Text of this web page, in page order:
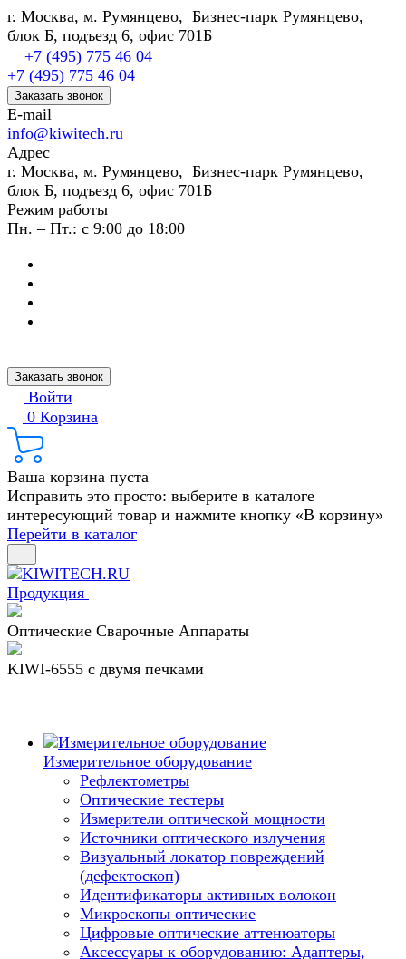
г. Москва, м. Румянцево, Бизнес-парк Румянцево,
блок Б, подъезд 6, офис 701Б
+7 (495) 775 46 04
+7 (495) 775 46 04
Заказать звонок
E-mail
info@kiwitech.ru
Адрес
г. Москва, м. Румянцево, Бизнес-парк Румянцево,
блок Б, подъезд 6, офис 701Б
Режим работы
Пн. – Пт.: с 9:00 до 18:00
Заказать звонок
Войти
0 Корзина
Ваша корзина пуста
Исправить это просто: выберите в каталоге
интересующий товар и нажмите кнопку «В корзину»
Перейти в каталог
Продукция
Оптические Сварочные Аппараты
KIWI-6555 c двумя печками
Измерительное оборудование
Рефлектометры
Оптические тестеры
Измерители оптической мощности
Источники оптического излучения
Визуальный локатор повреждений
(дефектоскоп)
Идентификаторы активных волокон
Микроскопы оптические
Цифровые оптические аттенюаторы
Аксессуары к оборудованию: Адаптеры,